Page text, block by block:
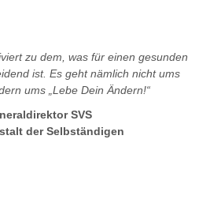
zu dem, was für einen gesunden
ist. Es geht nämlich nicht ums
ums „Lebe Dein Ändern!“
SVS
der Selbständigen